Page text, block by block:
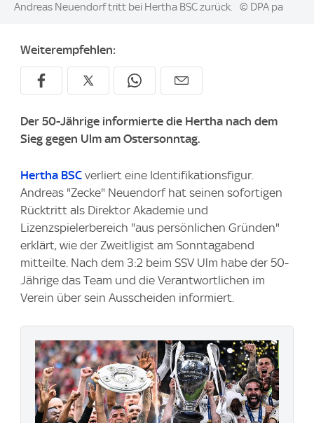
Image:
Andreas Neuendorf tritt bei Hertha BSC zurück. © DPA pa
Weiterempfehlen:
Der 50-Jährige informierte die Hertha nach dem
Sieg gegen Ulm am Ostersonntag.
Hertha BSC verliert eine Identifikationsfigur.
Andreas "Zecke" Neuendorf hat seinen sofortigen
Rücktritt als Direktor Akademie und
Lizenzspielerbereich "aus persönlichen Gründen"
erklärt, wie der Zweitligist am Sonntagabend
mitteilte. Nach dem 3:2 beim SSV Ulm habe der 50-
Jährige das Team und die Verantwortlichen im
Verein über sein Ausscheiden informiert.